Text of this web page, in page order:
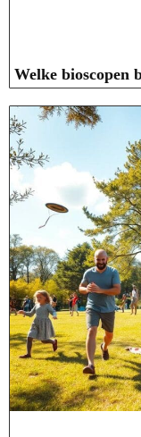
Welke bioscopen